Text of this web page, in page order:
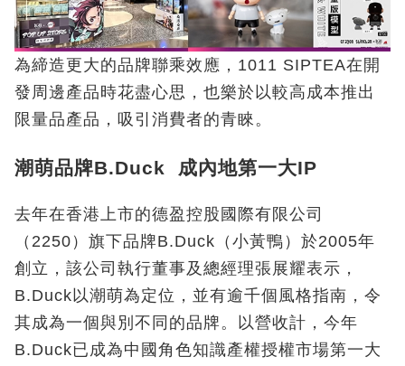
為締造更大的品牌聯乘效應，1011 SIPTEA在開
發周邊產品時花盡心思，也樂於以較高成本推出
限量品產品，吸引消費者的青睞。
潮萌品牌B.Duck 成內地第一大IP
去年在香港上市的德盈控股國際有限公司
（2250）旗下品牌B.Duck（小黃鴨）於2005年
創立，該公司執行董事及總經理張展耀表示，
B.Duck以潮萌為定位，並有逾千個風格指南，令
其成為一個與別不同的品牌。以營收計，今年
B.Duck已成為中國角色知識產權授權市場第一大